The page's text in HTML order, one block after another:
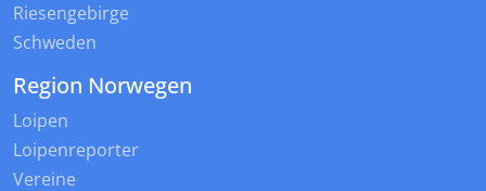
Riesengebirge
Schweden
Region Norwegen
Loipen
Loipenreporter
Vereine